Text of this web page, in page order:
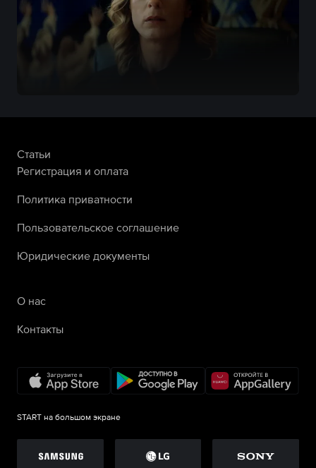
Статьи
Регистрация и оплата
Политика приватности
Пользовательское соглашение
Юридические документы
О нас
Контакты
START на большом экране